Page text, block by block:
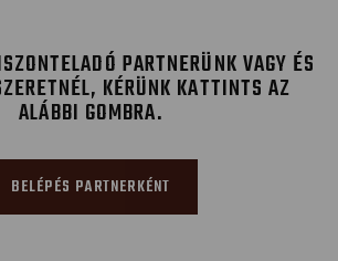
PARTNERÜNK VAGY ÉS
KÉRÜNK KATTINTS AZ
ALÁBBI GOMBRA.
BELÉPÉS PARTNERKÉNT